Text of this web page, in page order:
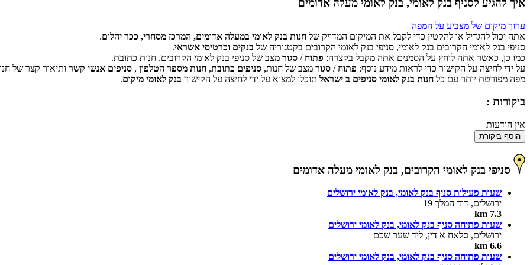
איך להגיע לסניף בנק לאומי, בנק לאומי מעלה אדומים
‏דף זה לא יכול לטעון את מפות Google כראוי.
האם האתר הזה בבעלותך?
ערוך מיקום של מצביע על המפה
אתה יכול להגדיל או להקטין כדי לקבל את המיקום המדויק של חנות בנק לאומי במעלה אדומים, המרכז מסחרי, ככר יהלום.
סניפי בנק לאומי הקרובים בנק לאומי, סניפי בנק לאומי הקרובים בקטגוריה של בנקים וכרטיסי אשראי.
כמו כן, כאשר אתה לוחץ על הסמנים אתה מקבל בקצרה: פתוח / סגור מצב של סניפי בנק לאומי הקרובים, חנות כתובת.
על ידי לחיצה על הקישור כדי לראות מידע נוסף: פתוח / סגור מצב של חנות, סניפים כתובת, חנות מספר הטלפון , סניפים אנשי קשר ותיאור קצר של
מפה מפורטת יותר עם כל חנות בנק לאומי סניפים ב ישראל תוכלו למצוא על ידי לחיצה על הקישור בנק לאומי מיקום.
ביקורות :
אין הודעות
הוסף ביקורת
סניפי בנק לאומי הקרובים, בנק לאומי מעלה אדומים
שעות פעילות סניף בנק לאומי, בנק לאומי ירושלים
ירושלים, דוד המלך 19
7.3 km
שעות פתיחה סניף בנק לאומי, בנק לאומי ירושלים
ירושלים, סלאח א דין, ליד שער שכם
6.6 km
שעות פתיחה סניף בנק לאומי, בנק לאומי ירושלים